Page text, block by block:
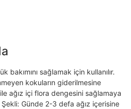
bakımını sağlamak için kullanılır.
kokuların giderilmesine
ağız içi flora dengesini sağlamaya
Günde 2-3 defa ağız içerisine